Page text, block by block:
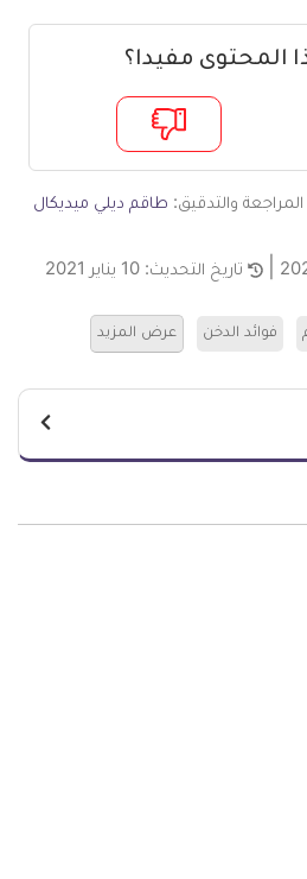
المحتوى مفيدا؟
والتدقيق: طاقم ديلي ميديكال
تاريخ التحديث: 10 يناير 2021
فوائد الدخن عرض المزيد